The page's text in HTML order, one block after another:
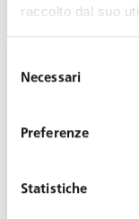
raccolto dal suo
delNecessari
Preferenze
Statistiche